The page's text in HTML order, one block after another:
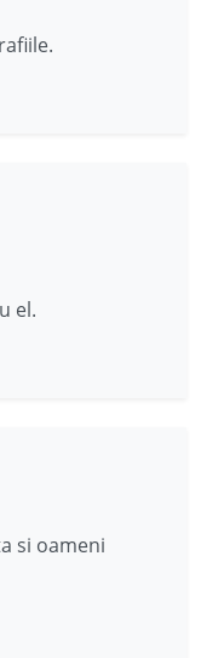
el.
si oameni